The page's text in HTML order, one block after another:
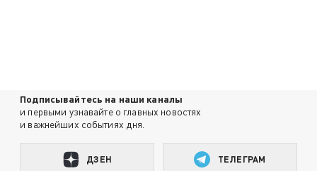
Подписывайтесь на наши каналы
и первыми узнавайте о главных новостях
и важнейших событиях дня.
ДЗЕН ТЕЛЕГРАМ